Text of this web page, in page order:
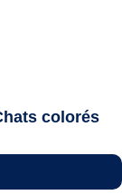
colorés